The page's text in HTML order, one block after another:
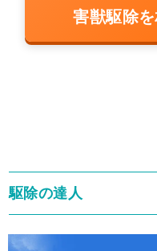
害獣駆除を
駆除の達人